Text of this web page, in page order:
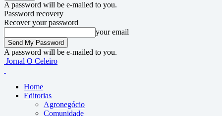
A password will be e-mailed to you.
Password recovery
Recover your password
your email
A password will be e-mailed to you.
Jornal O Celeiro
Home
Editorias
Agronegócio
Comunidade